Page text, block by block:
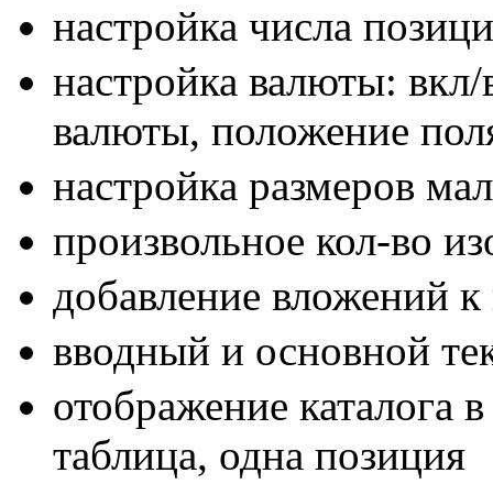
настройка числа
настройка валюты:
валюты, положение
настройка размеров
произвольное кол-во
добавление вложений
вводный и основной
отображение каталога
таблица, одна позиция